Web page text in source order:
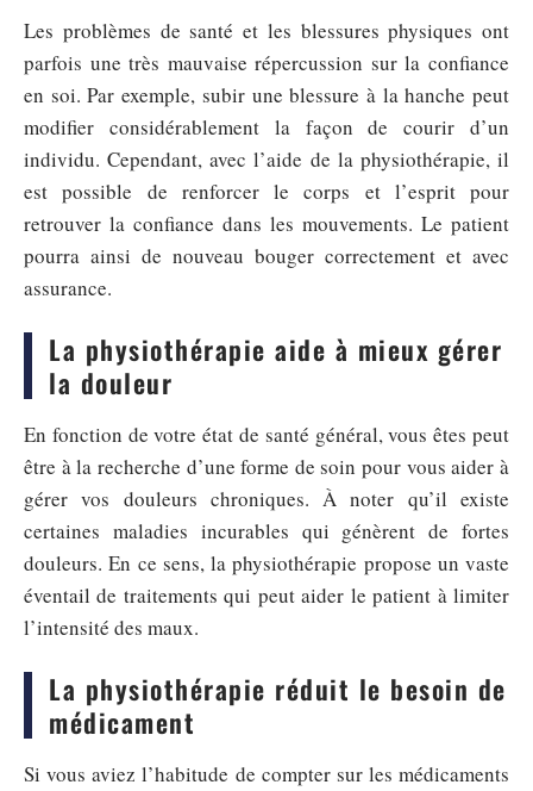
Les problèmes de santé et les blessures physiques ont
parfois une très mauvaise répercussion sur la confiance
en soi. Par exemple, subir une blessure à la hanche peut
modifier considérablement la façon de courir d’un
individu. Cependant, avec l’aide de la physiothérapie, il
est possible de renforcer le corps et l’esprit pour
retrouver la confiance dans les mouvements. Le patient
pourra ainsi de nouveau bouger correctement et avec
assurance.
La physiothérapie aide à mieux gérer
la douleur
En fonction de votre état de santé général, vous êtes peut
être à la recherche d’une forme de soin pour vous aider à
gérer vos douleurs chroniques. À noter qu’il existe
certaines maladies incurables qui génèrent de fortes
douleurs. En ce sens, la physiothérapie propose un vaste
éventail de traitements qui peut aider le patient à limiter
l’intensité des maux.
La physiothérapie réduit le besoin de
médicament
Si vous aviez l’habitude de compter sur les médicaments